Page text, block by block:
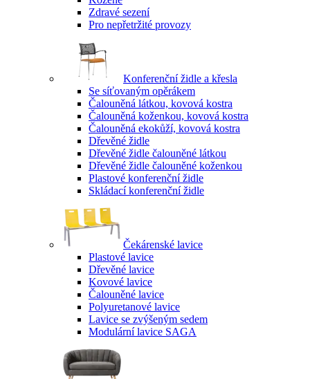
Zdravé sezení
Pro nepřetržité provozy
Konferenční židle a křesla
Se síťovaným opěrákem
Čalouněná látkou, kovová kostra
Čalouněná koženkou, kovová kostra
Čalouněná ekokůží, kovová kostra
Dřevěné židle
Dřevěné židle čalouněné látkou
Dřevěné židle čalouněné koženkou
Plastové konferenční židle
Skládací konferenční židle
Čekárenské lavice
Plastové lavice
Dřevěné lavice
Kovové lavice
Čalouněné lavice
Polyuretanové lavice
Lavice se zvýšeným sedem
Modulární lavice SAGA